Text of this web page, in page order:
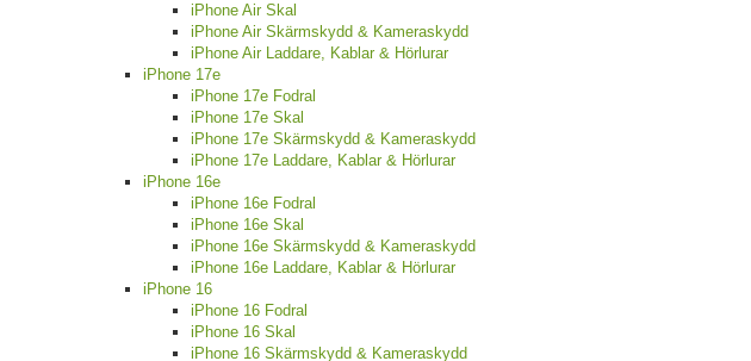
iPhone Air Skal
iPhone Air Skärmskydd & Kameraskydd
iPhone Air Laddare, Kablar & Hörlurar
iPhone 17e
iPhone 17e Fodral
iPhone 17e Skal
iPhone 17e Skärmskydd & Kameraskydd
iPhone 17e Laddare, Kablar & Hörlurar
iPhone 16e
iPhone 16e Fodral
iPhone 16e Skal
iPhone 16e Skärmskydd & Kameraskydd
iPhone 16e Laddare, Kablar & Hörlurar
iPhone 16
iPhone 16 Fodral
iPhone 16 Skal
iPhone 16 Skärmskydd & Kameraskydd